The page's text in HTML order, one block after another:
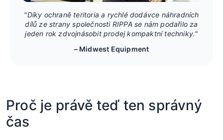
"Díky ochraně teritoria a rychlé dodávce náhradních
dílů ze strany společnosti RIPPA se nám podařilo za
jeden rok zdvojnásobit prodej kompaktní techniky."
– Midwest Equipment
Proč je právě teď ten správný
čas